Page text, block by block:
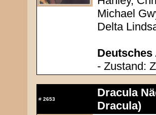
Michael
Delta
Deutsches
- Zustand:
# 2653
Dracula
Dracula)